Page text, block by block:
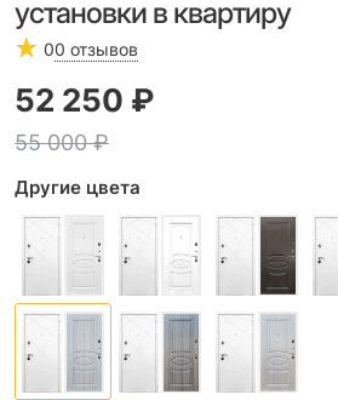
установки в квартиру
00 отзывов
55 000 ₽
52 250 ₽
Другие цвета